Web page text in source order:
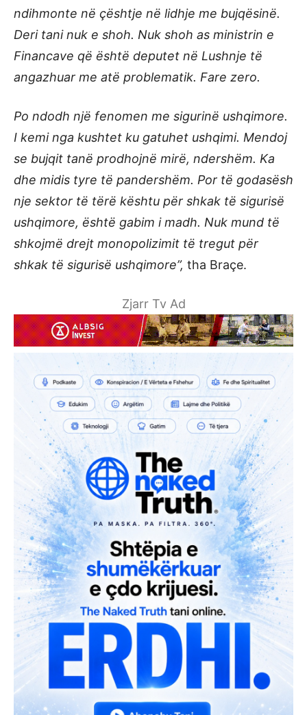
ndihmonte në çështje në lidhje me bujqësinë.
Deri tani nuk e shoh. Nuk shoh as ministrin e
Financave që është deputet në Lushnje të
angazhuar me atë problematik. Fare zero.
Po ndodh një fenomen me sigurinë ushqimore.
I kemi nga kushtet ku gatuhet ushqimi. Mendoj
se bujqit tanë prodhojnë mirë, ndershëm. Ka
dhe midis tyre të pandershëm. Por të godasësh
nje sektor të tërë kështu për shkak të sigurisë
ushqimore, është gabim i madh. Nuk mund të
shkojmë drejt monopolizimit të tregut për
shkak të sigurisë ushqimore”, tha Braçe.
Zjarr Tv Ad